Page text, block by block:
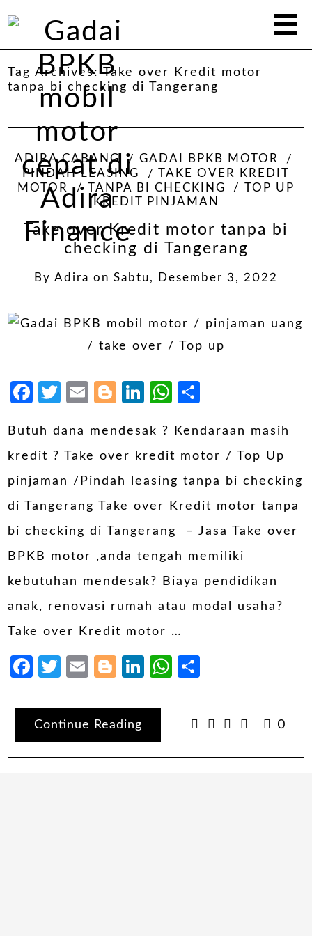
Tag Archives:Take over Kredit motor
tanpa bi checking di Tangerang
ADIRA CABANG
GADAI BPKB MOTOR
PINDAH LEASING
TAKE OVER KREDIT
MOTOR
TANPA BI CHECKING
TOP UP
KREDIT PINJAMAN
Take over Kredit motor tanpa bi
checking di Tangerang
By Adira on Sabtu, Desember 3, 2022
Facebook
Twitter
EmailBlogger
LinkedIn
WhatsApp
Butuh dana mendesak ? Kendaraan masih
kredit ? Take over kredit motor / Top Up
pinjaman /Pindah leasing tanpa bi checking
di Tangerang Take over Kredit motor tanpa
bi checking di Tangerang – Jasa Take over
BPKB motor ,anda tengah memiliki
kebutuhan mendesak? Biaya pendidikan
anak, renovasi rumah atau modal usaha?
Take over Kredit motor …
Facebook
Twitter
EmailBlogger
LinkedIn
WhatsApp
Continue Reading 0